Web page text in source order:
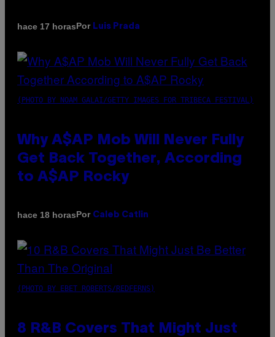
hace 17 horasPor Luis Prada
(PHOTO BY NOAM GALAI/GETTY IMAGES FOR TRIBECA FESTIVAL)
Why A$AP Mob Will Never Fully
Get Back Together, According
to A$AP Rocky
hace 18 horasPor Caleb Catlin
(PHOTO BY EBET ROBERTS/REDFERNS)
8 R&B Covers That Might Just